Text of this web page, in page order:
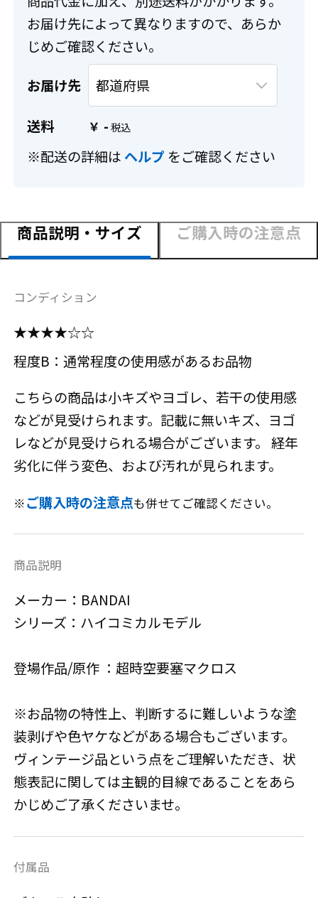
お届け先によって異なりますので、あらか
じめご確認ください。
お届け先
送料 ￥ -
※配送の詳細は ヘルプ をご確認ください
商品説明・サイズ ご購入時の注意点
コンディション
★★★★☆☆
程度B：通常程度の使用感があるお品物
こちらの商品は小キズやヨゴレ、若干の使用感
などが見受けられます。記載に無いキズ、ヨゴ
レなどが見受けられる場合がございます。 経年
劣化に伴う変色、および汚れが見られます。
※ご購入時の注意点も併せてご確認ください。
商品説明
メーカー：BANDAI
シリーズ：ハイコミカルモデル
登場作品/原作 ：超時空要塞マクロス
※お品物の特性上、判断するに難しいような塗
装剥げや色ヤケなどがある場合もございます。
ヴィンテージ品という点をご理解いただき、状
態表記に関しては主観的目線であることをあら
かじめご了承くださいませ。
付属品